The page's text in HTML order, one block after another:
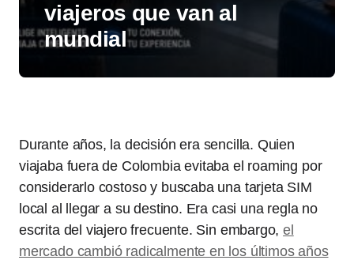
viajeros que van al
mundial
Durante años, la decisión era sencilla. Quien
viajaba fuera de Colombia evitaba el roaming por
considerarlo costoso y buscaba una tarjeta SIM
local al llegar a su destino. Era casi una regla no
escrita del viajero frecuente. Sin embargo,el
mercado cambió radicalmente en los últimos años